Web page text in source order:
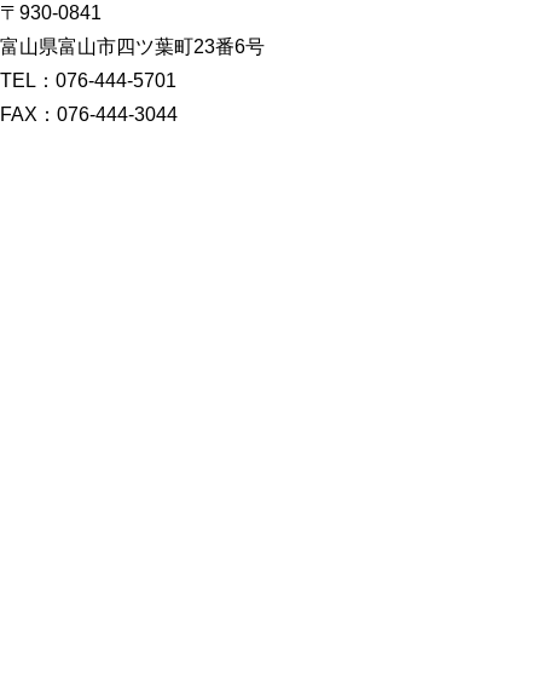
〒930-0841
富山県富山市四ツ葉町23番6号
TEL： 076-444-5701
FAX：076-444-3044